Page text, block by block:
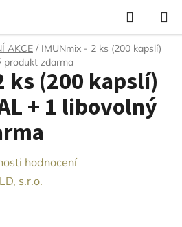
Hledat
AKCE / IMUNmix - 2 ks (200 kapslí)
produkt zdarma
ks (200 kapslí)
+ 1 libovolný
hodnocení
s.r.o.